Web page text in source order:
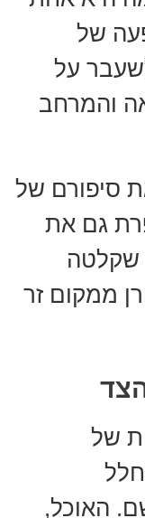
של
על
והמרחב
סיפורם של
גם את
שקלטה
ממקום זר
של
האוכל,